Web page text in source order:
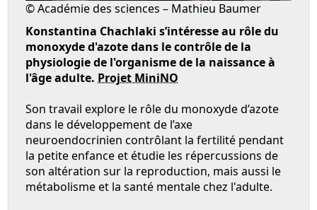
© Académie des sciences – Mathieu Baumer
Konstantina Chachlaki s’intéresse au rôle du
monoxyde d'azote dans le contrôle de la
physiologie de l'organisme de la naissance à
l'âge adulte. Projet MiniNO
Son travail explore le rôle du monoxyde d’azote
dans le développement de l’axe
neuroendocrinien contrôlant la fertilité pendant
la petite enfance et étudie les répercussions de
son altération sur la reproduction, mais aussi le
métabolisme et la santé mentale chez l'adulte.